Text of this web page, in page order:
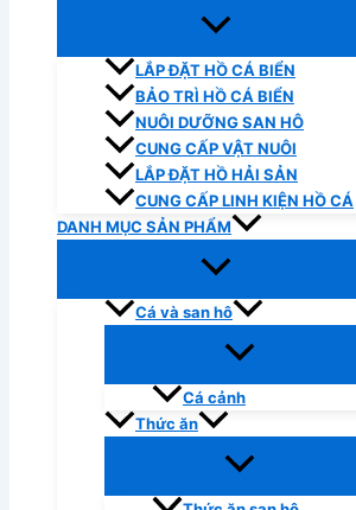
LẮP ĐẶT HỒ CÁ BIỂN
BẢO TRÌ HỒ CÁ BIỂN
NUÔI DƯỠNG SAN HÔ
CUNG CẤP VẬT NUÔI
LẮP ĐẶT HỒ HẢI SẢN
CUNG CẤP LINH KIỆN HỒ CÁ
DANH MỤC SẢN PHẨM
Cá và san hô
Cá cảnh
Thức ăn